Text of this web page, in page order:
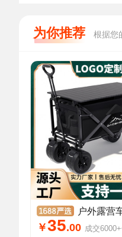
为你推荐 根据您
户外露营车摆摊万能小推车野餐露营推车
￥35.00 成交6000+